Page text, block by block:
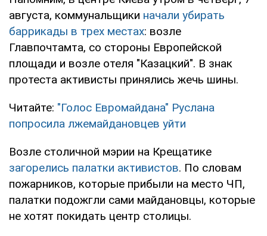
августа, коммунальщики начали убирать
баррикады в трех местах: возле
Главпочтамта, со стороны Европейской
площади и возле отеля "Казацкий". В знак
протеста активисты принялись жечь шины.
Читайте: "Голос Евромайдана" Руслана
попросила лжемайдановцев уйти
Возле столичной мэрии на Крещатике
загорелись палатки активистов. По словам
пожарников, которые прибыли на место ЧП,
палатки подожгли сами майдановцы, которые
не хотят покидать центр столицы.